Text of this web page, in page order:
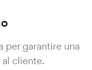
per garantire una
cliente.